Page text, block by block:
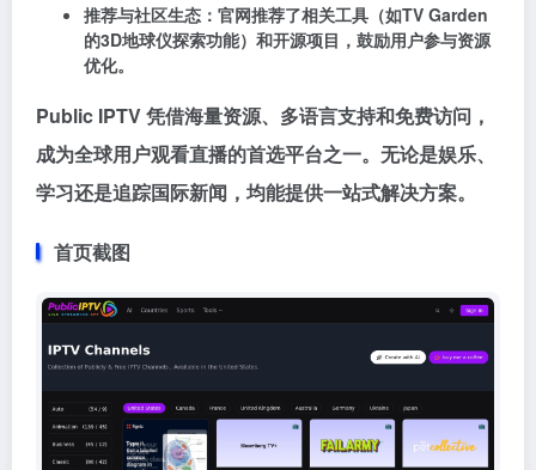
推荐与社区生态：官网推荐了相关工具（如TV Garden
的3D地球仪探索功能）和开源项目，鼓励用户参与资源
优化。
Public IPTV 凭借海量资源、多语言支持和免费访问，
成为全球用户观看直播的首选平台之一。无论是娱乐、
学习还是追踪国际新闻，均能提供一站式解决方案。
首页截图